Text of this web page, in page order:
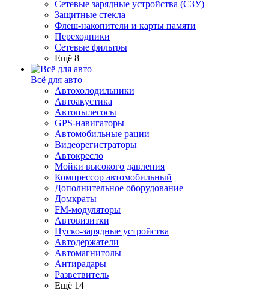
Сетевые зарядные устройства (СЗУ)
Защитные стекла
Флеш-накопители и карты памяти
Переходники
Сетевые фильтры
Ещё 8
Всё для авто
Автохолодильники
Автоакустика
Автопылесосы
GPS-навигаторы
Автомобильные рации
Видеорегистраторы
Автокресло
Мойки высокого давления
Компрессор автомобильный
Дополнительное оборудование
Домкраты
FM-модуляторы
Автовизитки
Пуско-зарядные устройства
Автодержатели
Автомагнитолы
Антирадары
Разветвитель
Ещё 14